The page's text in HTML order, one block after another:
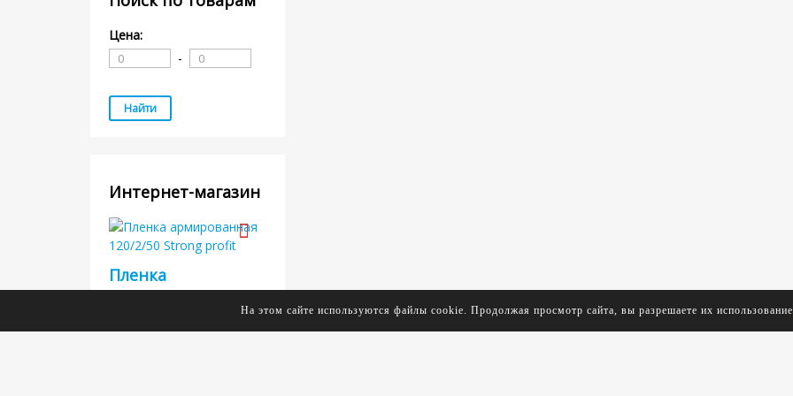
Цена:
-
Интернет-магазин
Пленка
На этом сайте используются файлы cookie. Продолжая просмотр сайта, вы разрешаете их